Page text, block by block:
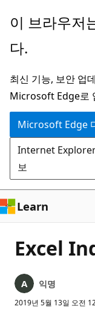
주
콘
츠
로
건
너
뛰
기
이 브라우저
다.
최신 기능, 보안 업
Microsoft Edge로
Microsoft Edge
Internet
보
Learn
Excel
익명
2019년 5월 13일 오전